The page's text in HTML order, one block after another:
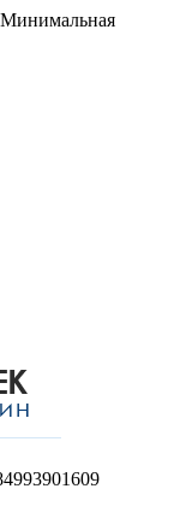
Минимальная